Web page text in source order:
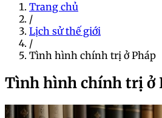
Trang chủ
/
Lịch sử thế giới
/
Tình hình chính trị ở Pháp
Tình hình chính trị ở